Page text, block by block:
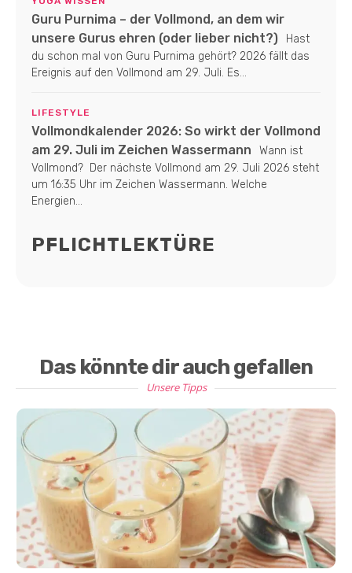
Guru Purnima – der Vollmond, an dem wir
unsere Gurus ehren (oder lieber nicht?)
Hast
du schon mal von Guru Purnima gehört? 2026 fällt das
Ereignis auf den Vollmond am 29. Juli. Es...
LIFESTYLE
Vollmondkalender 2026: So wirkt der Vollmond
am 29. Juli im Zeichen Wassermann
Wann ist
Vollmond? Der nächste Vollmond am 29. Juli 2026 steht
um 16:35 Uhr im Zeichen Wassermann. Welche
Energien...
PFLICHTLEKTÜRE
Das könnte dir auch gefallen
Unsere Tipps